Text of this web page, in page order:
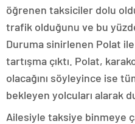
öğrenen taksiciler dolu
trafik olduğunu ve bu
Duruma sinirlenen Polat
tartışma çıktı. Polat,
olacağını söyleyince ise
bekleyen yolcuları alarak
Ailesiyle taksiye binmeye